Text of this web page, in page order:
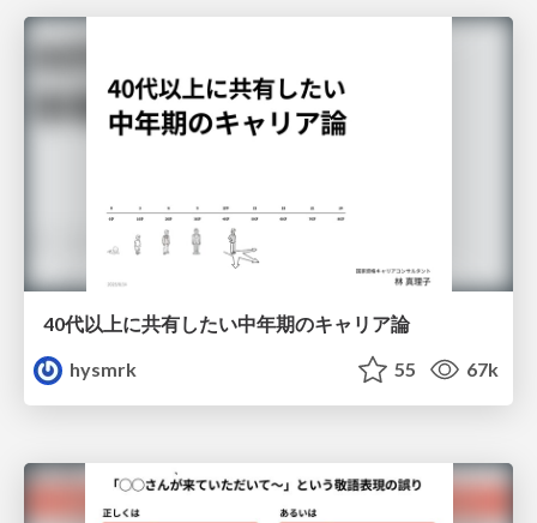
40代以上に共有したい中年期のキャリア論
hysmrk
55 67k